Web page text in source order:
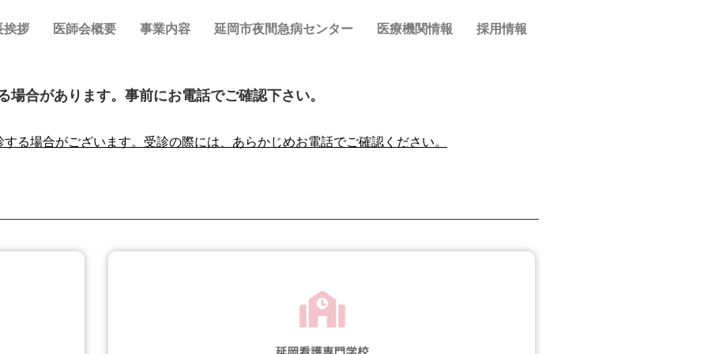
挨拶 医師会概要 事業内容 延岡市夜間急病センター 医療機関情報 採用情報
合があります。事前にお電話でご確認下さい。
る場合がございます。受診の際には、あらかじめお電話でご確認ください。